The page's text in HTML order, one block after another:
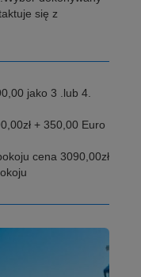
się z
jako 3 .lub 4.
+ 350,00 Euro
cena 3090,00zł